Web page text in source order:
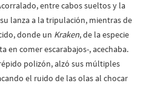
entre cabos sueltos y la
lanza a la tripulación, mientras de
donde un Kraken, de la especie
en comer escarabajos-, acechaba.
polizón, alzó sus múltiples
el ruido de las olas al chocar